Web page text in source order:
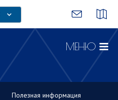
МЕНЮ
Полезная информация